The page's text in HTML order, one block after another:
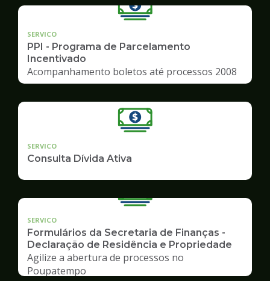
SERVICO
PPI - Programa de Parcelamento
Incentivado
Acompanhamento boletos até processos 2008
SERVICO
Consulta Dívida Ativa
SERVICO
Formulários da Secretaria de Finanças -
Declaração de Residência e Propriedade
Agilize a abertura de processos no
Poupatempo